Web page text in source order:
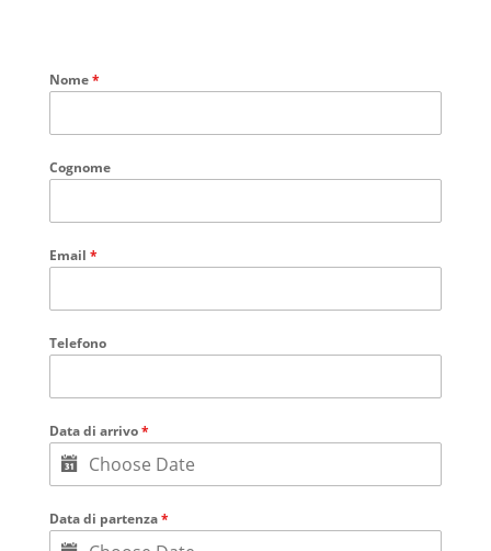
Nome*
Cognome
Email *
Telefono
Data di arrivo*
Data di partenza*